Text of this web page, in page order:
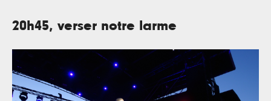
20h45, verser notre larme